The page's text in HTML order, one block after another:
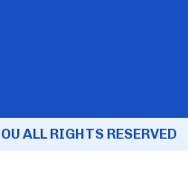
ALL RIGHTS RESERVED